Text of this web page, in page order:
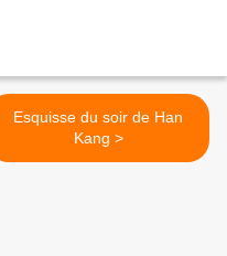
Esquisse du soir de Han
Kang >